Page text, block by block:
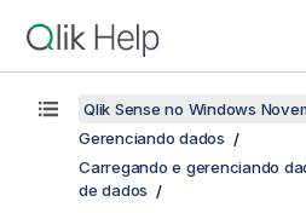
Qlik Sense no Windows
Gerenciando dados
Carregando e gerenciando
de dados